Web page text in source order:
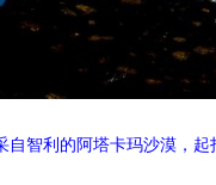
自智利的阿塔卡玛沙漠，起